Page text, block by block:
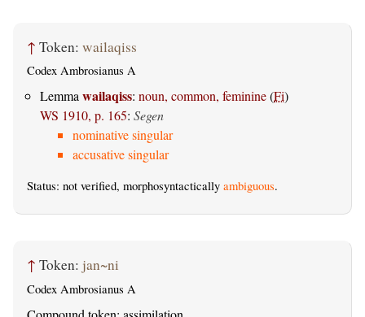
↑ Token: wailaqiss
Codex Ambrosianus A
Lemma wailaqiss: noun, common, feminine(Fi)
WS 1910, p. 165: Segen
nominative singular
accusative singular
Status: not verified, morphosyntactically ambiguous.
↑ Token: jan~ni
Codex Ambrosianus A